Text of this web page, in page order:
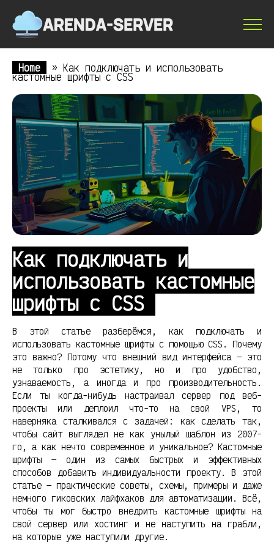
Home » Как подключать и использовать
кастомные шрифты с CSS
Как подключать и
использовать кастомные
шрифты с CSS
В этой статье разберёмся, как подключать и
использовать кастомные шрифты с помощью CSS. Почему
это важно? Потому что внешний вид интерфейса — это
не только про эстетику, но и про удобство,
узнаваемость, а иногда и про производительность.
Если ты когда-нибудь настраивал сервер под веб-
проекты или деплоил что-то на свой VPS, то
наверняка сталкивался с задачей: как сделать так,
чтобы сайт выглядел не как унылый шаблон из 2007-
го, а как нечто современное и уникальное? Кастомные
шрифты — один из самых быстрых и эффективных
способов добавить индивидуальности проекту. В этой
статье — практические советы, схемы, примеры и даже
немного гиковских лайфхаков для автоматизации. Всё,
чтобы ты мог быстро внедрить кастомные шрифты на
свой сервер или хостинг и не наступить на грабли,
на которые уже наступили другие.